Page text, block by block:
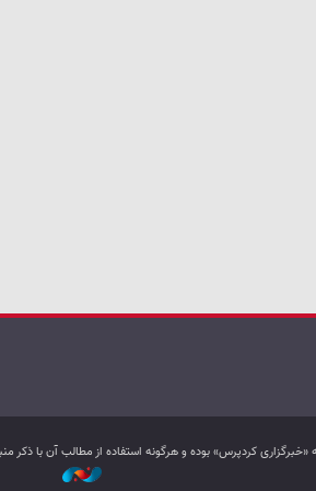
«خبرگزاری کردپرس» بوده و هرگونه استفاده از مطالب آن با